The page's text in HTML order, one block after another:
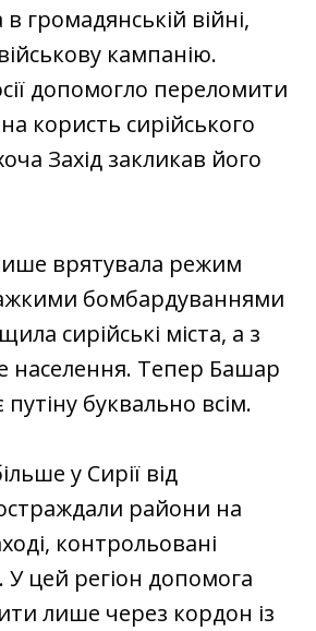
громадянській війні,
кампанію.
допомогло переломити
користь сирійського
Захід закликав його
врятувала режим
бомбардуваннями
сирійські міста, а з
Тепер Башар
буквально всім.
у Сирії від
райони на
контрольовані
цей регіон допомога
лише через кордон із